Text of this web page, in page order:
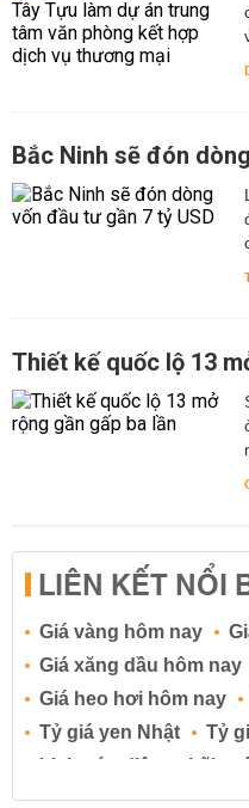
Bắc Ninh sẽ đón
Thiết kế quốc lộ 13
LIÊN KẾT NỔI
Giá vàng hôm nay
Giá xăng dầu hôm nay
Giá heo hơi hôm nay
Tỷ giá yen Nhật
Tỷ
Lịch cúp điện
Lãi
Lãi suất tiết kiệm
Lãi